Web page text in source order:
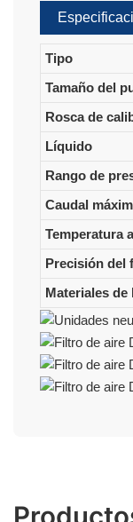
Tipo
Tamaño del
Rosca de
Líquido
Rango de
Caudal
Temperatura
Precisión del
Materiales de